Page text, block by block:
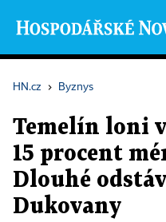
HN.cz › Byznys
Temelín loni
15 procent
Dlouhé
Dukovany